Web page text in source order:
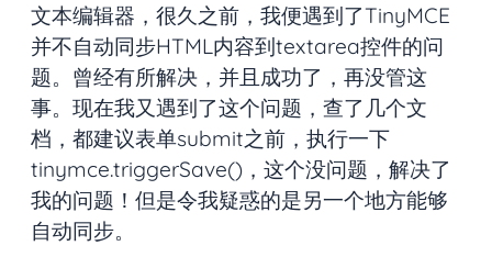
文本编辑器，很久之前，我便遇到了TinyMCE
并不自动同步HTML内容到textarea控件的问
题。曾经有所解决，并且成功了，再没管这
事。现在我又遇到了这个问题，查了几个文
档，都建议表单submit之前，执行一下
tinymce.triggerSave()，这个没问题，解决了
我的问题！但是令我疑惑的是另一个地方能够
自动同步。